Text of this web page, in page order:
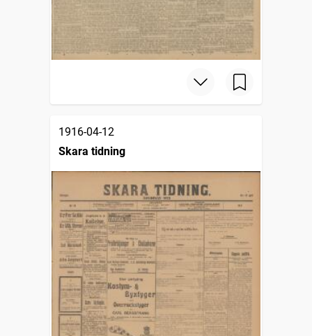
1916-04-12
Skara tidning